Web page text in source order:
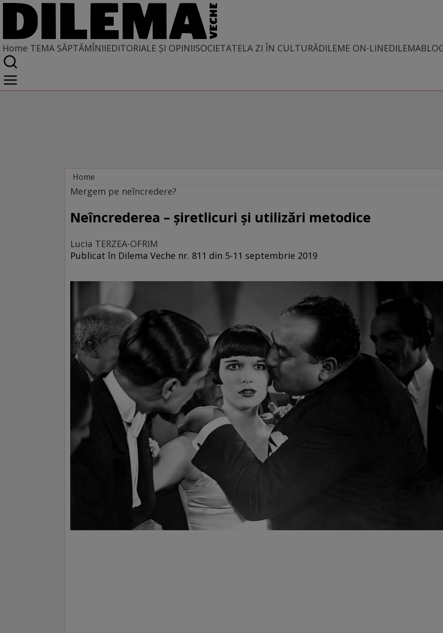
Home TEMA SĂPTĂMÎNIIEDITORIALE ȘI OPINIISOCIETATELA ZI ÎN CULTURĂDILEME ON-LINE
Home
Tema săptămînii
Mergem pe neîncredere?
Neîncrederea – șiretlicuri și utilizări metodice
Lucia TERZEA-OFRIM
Publicat în Dilema Veche nr. 811 din 5-11 septembrie 2019